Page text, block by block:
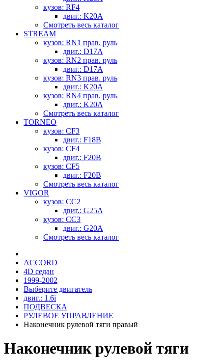
кузов: RF4
двиг.: K20A
Смотреть весь каталог
STREAM
кузов: RN1 прав. руль
двиг.: D17A
кузов: RN2 прав. руль
двиг.: D17A
кузов: RN3 прав. руль
двиг.: K20A
кузов: RN4 прав. руль
двиг.: K20A
Смотреть весь каталог
TORNEO
кузов: CF3
двиг.: F18B
кузов: CF4
двиг.: F20B
кузов: CF5
двиг.: F20B
Смотреть весь каталог
VIGOR
кузов: CC2
двиг.: G25A
кузов: CC3
двиг.: G20A
Смотреть весь каталог
ACCORD
4D седан
1999-2002
Выберите двигатель
двиг.: 1.6i
ПОДВЕСКА
РУЛЕВОЕ УПРАВЛЕНИЕ
Наконечник рулевой тяги правый
Наконечник рулевой тяги